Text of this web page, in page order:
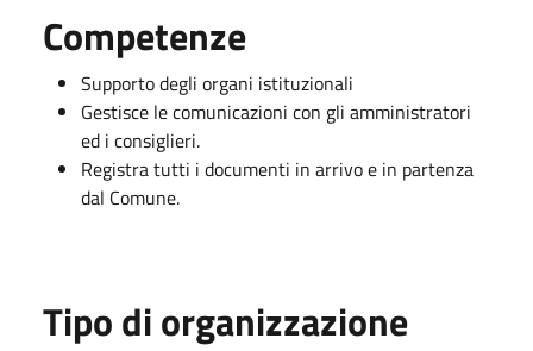
Competenze
Supporto degli organi istituzionali
Gestisce le comunicazioni con gli amministratori
ed i consiglieri.
Registra tutti i documenti in arrivo e in partenza
dal Comune.
Tipo di organizzazione